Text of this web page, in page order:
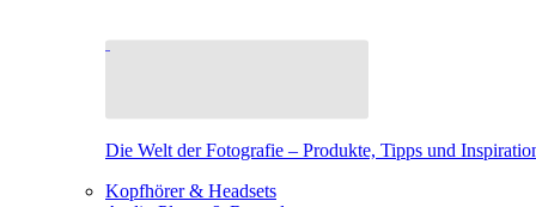
Die Welt der Fotografie – Produkte, Tipps und
Kopfhörer & Headsets